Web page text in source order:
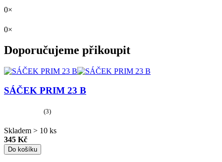
0×
0×
Doporučujeme přikoupit
SÁČEK PRIM 23 B
(3)
Skladem > 10 ks
345 Kč
Do košíku